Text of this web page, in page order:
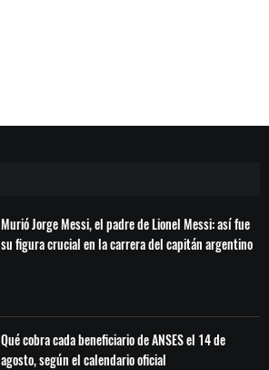
Murió Jorge Messi, el padre de Lionel Messi: así fue
su figura crucial en la carrera del capitán argentino
Qué cobra cada beneficiario de ANSES el 14 de
agosto, según el calendario oficial